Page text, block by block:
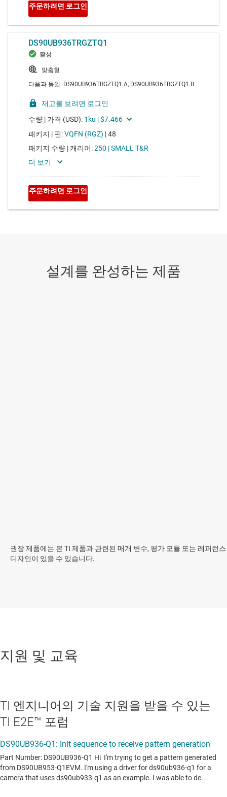
권장 제품에는 본 TI 제품과 관련된 매개 변수, 평가 모듈 또는 레퍼런스
디자인이 있을 수 있습니다.
지원 및 교육
TI 엔지니어의 기술 지원을 받을 수 있는
TI E2E™ 포럼